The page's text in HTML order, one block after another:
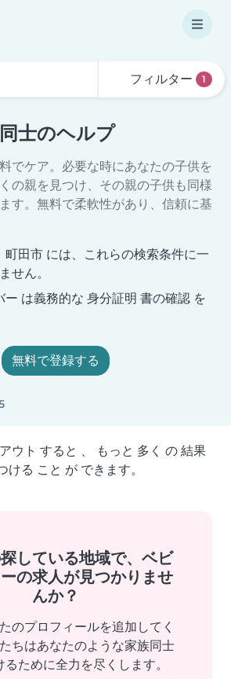
フィルター 1
士のヘルプ
でケア。必要な時にあなたの子供を
の親を見つけ、その親の子供も同様
す。無料で柔軟性があり、信頼に基
町田市 には、これらの検索条件に一
せん。
ー は義務的な 身分証明 書の確認 を
無料で登録する
ウト すると 、 もっと 多く の 結果
ける こと が できます。
している地域で、ベビ
の求人が見つかりませ
んか？
のプロフィールを追加してく
ちはあなたのような家族同士
るために全力を尽くします。